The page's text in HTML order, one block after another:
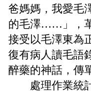
爸媽媽，我愛毛
的毛澤……」，
接受以毛澤東為
復有病人讀毛語
醉藥的神話，傳
處理作業統計